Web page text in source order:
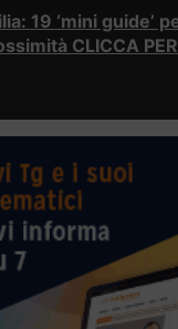
19 ‘mini guide’
CLICCA PER